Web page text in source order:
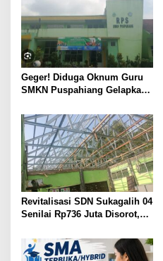
Geger! Diduga Oknum Guru
SMKN Puspahiang Gelapkan
Rp42 Juta, Dugaan
Penggunaan Dana BOS
Disorot
Revitalisasi SDN Sukagalih 04
Senilai Rp736 Juta Disorot,
Dilibatkan dan Proyek
Swakelola Disubkonkan